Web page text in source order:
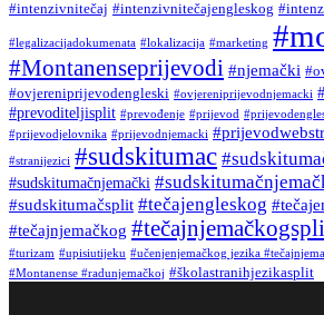
#intenzivnitečaj #intenzivnitečajengleskog
#legalizacijadokumenata #lokalizacija #marketing
#Montanenseprijevodi #njemački
#ovjereniprijevodengleski #ovjereniprijevodnjemacki
#prevoditeljisplit #prevođenje #prijevod
#prijevodjelovnika #prijevodnjemacki
#stranijezici #sudskitumac
#sudskitumačnjemački
#sudskitumačsplit #tečajengleskog
#tečajnjemačkog
#turizam #upisiutijeku #učenjenjemačkog jezika
#Montanense #radunjemačkoj #školastranihjezikasplit